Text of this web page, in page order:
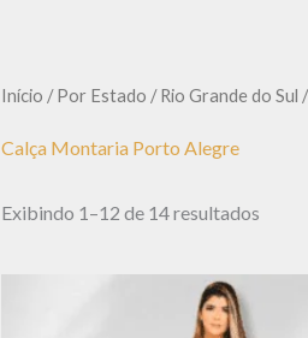
Início /Por Estado /Rio Grande do Sul
Calça Montaria Porto Alegre
Exibindo 1–12 de 14 resultados